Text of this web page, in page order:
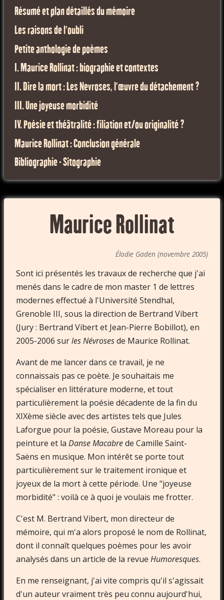
Résumé et plan détaillés du mémoire
Les raisons de l'oubli
Petite anthologie de poèmes
I. Maurice Rollinat : biographie et contextes
II. Dire la mort : Les Nevroses, l’œuvre du détachement ?
III. Une joyeuse morbidité
IV. Poésie et théâtralité : filiation et/ou originalité ?
Maurice Rollinat : Conclusion générale
Bibliographie - Sitographie
Maurice Rollinat
Élodie Gaden (novembre 2005)
Sont ici présentés les travaux de recherche que j'ai
menés dans le cadre de mon master 1 de lettres
modernes effectué à l'Université Stendhal,
Grenoble III, sous la direction de Bertrand Vibert
(Jury : Bertrand Vibert et Jean-Pierre Bobillot), en
2005-2006 surles Névrosesde Maurice Rollinat.
Avant de me lancer dans ce travail, je ne
connaissais pas ce poète. Je souhaitais me
spécialiser en littérature moderne, et tout
particulièrement la poésie décadente de la fin du
XIXème siècle avec des artistes tels que Jules
Laforgue pour la poésie, Gustave Moreau pour la
peinture et la Danse Macabrede Camille Saint-
Saëns en musique. Mon intérêt se porte tout
particulièrement sur le traitement ironique et
joyeux de la mort à cette période. Une "joyeuse
morbidité" : voilà ce à quoi je voulais me frotter.
C'est M. Bertrand Vibert, mon directeur de
mémoire, qui m'a alors proposé le nom de Rollinat,
dont il connaît quelques poèmes pour les avoir
analysés dans un article de la revue Humoresques.
En me renseignant, j'ai vite compris qu'il s'agissait
d'un auteur vraiment très peu connu aujourd'hui,